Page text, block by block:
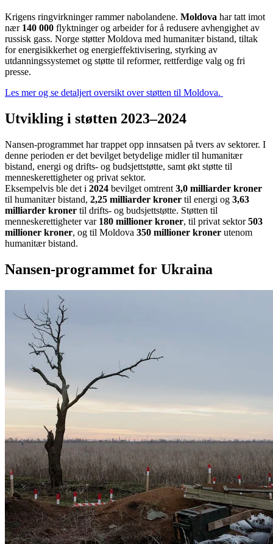
Krigens ringvirkninger rammer nabolandene. Moldova har tatt imot
nær 140 000 flyktninger og arbeider for å redusere avhengighet av
russisk gass. Norge støtter Moldova med humanitær bistand, tiltak
for energisikkerhet og energieffektivisering, styrking av
utdanningssystemet og støtte til reformer, rettferdige valg og fri
presse.
Les mer og se detaljert oversikt over støtten til Moldova.
Utvikling i støtten 2023–2024
Nansen-programmet har trappet opp innsatsen på tvers av sektorer. I
denne perioden er det bevilget betydelige midler til humanitær
bistand, energi og drifts- og budsjettstøtte, samt økt støtte til
menneskerettigheter og privat sektor.
Eksempelvis ble det i 2024 bevilget omtrent 3,0 milliarder kroner
til humanitær bistand, 2,25 milliarder kroner til energi og 3,63
milliarder kroner til drifts- og budsjettstøtte. Støtten til
menneskerettigheter var 180 millioner kroner, til privat sektor503
millioner kroner, og til Moldova 350 millioner kroner utenom
humanitær bistand.
Nansen-programmet for Ukraina